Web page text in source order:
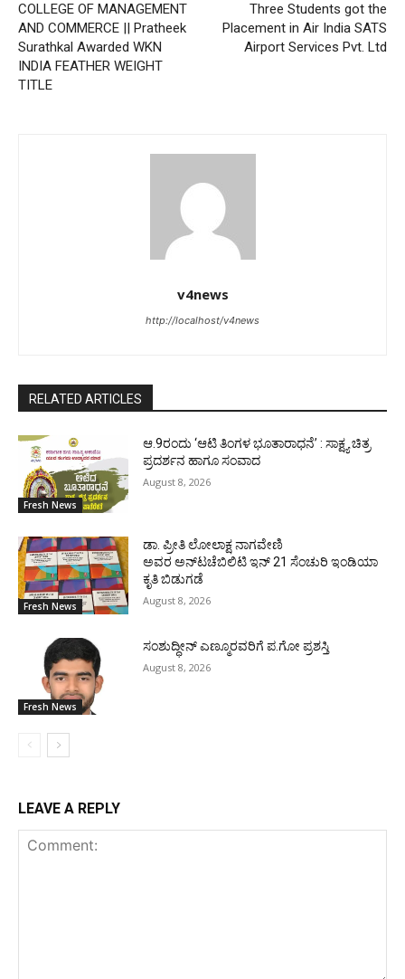
COLLEGE OF MANAGEMENT
AND COMMERCE || Pratheek
Surathkal Awarded WKN
INDIA FEATHER WEIGHT
TITLE
Three Students got the
Placement in Air India SATS
Airport Services Pvt. Ltd
v4news
http://localhost/v4news
RELATED ARTICLES
Fresh News
ಆ.9ರಂದು ‘ಆಟಿ ತಿಂಗಳ ಭೂತಾರಾಧನೆ’ : ಸಾಕ್ಷ್ಯ ಚಿತ್ರ
ಪ್ರದರ್ಶನ ಹಾಗೂ ಸಂವಾದ
August 8, 2026
Fresh News
ಡಾ. ಪ್ರೀತಿ ಲೋಲಾಕ್ಷ ನಾಗವೇಣಿ
ಅವರ ಅನ್‌ಟಚೆಬಿಲಿಟಿ ಇನ್ 21 ಸೆಂಚುರಿ ಇಂಡಿಯಾ
ಕೃತಿ ಬಿಡುಗಡೆ
August 8, 2026
Fresh News
ಸಂಶುದ್ಧೀನ್ ಎಣ್ಮೂರವರಿಗೆ ಪ.ಗೋ ಪ್ರಶಸ್ತಿ
August 8, 2026
LEAVE A REPLY